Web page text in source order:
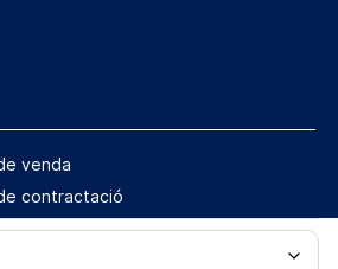
venda
contractació
Política de cookies